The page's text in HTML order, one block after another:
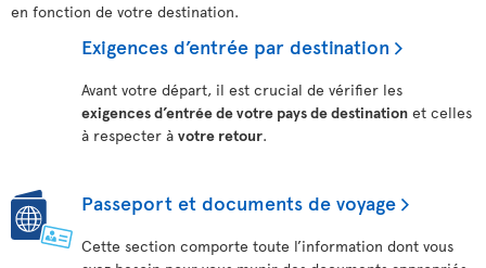
en fonction de votre destination.
Exigences d’entrée par destination
Avant votre départ, il est crucial de vérifier les
exigences d’entrée de votre pays de destination et celles
à respecter à votre retour.
Passeport et documents de voyage
Cette section comporte toute l’information dont vous